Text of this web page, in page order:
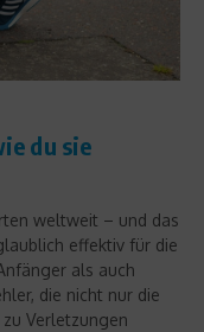
du sie
weltweit – und das
effektiv für die
als auch
die nicht nur die
Verletzungen